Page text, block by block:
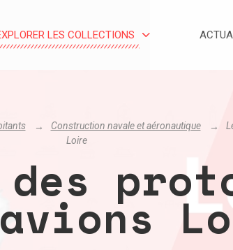
LES COLLECTIONS
Construction navale et aéronautique
Loire
des